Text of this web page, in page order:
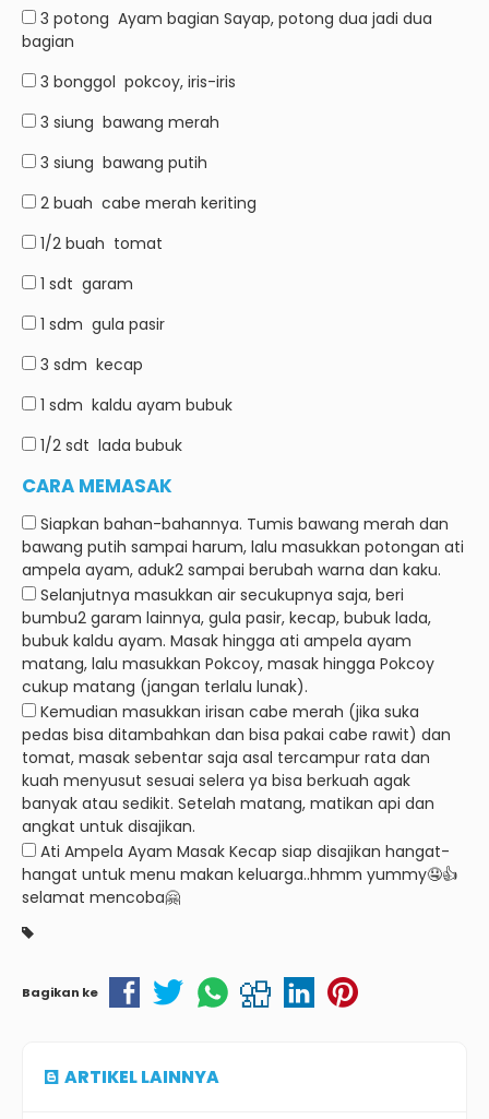
3 potong Ayam bagian Sayap, potong dua jadi dua
bagian
3 bonggol pokcoy, iris-iris
3 siung bawang merah
3 siung bawang putih
2 buah cabe merah keriting
1/2 buah tomat
1 sdt garam
1 sdm gula pasir
3 sdm kecap
1 sdm kaldu ayam bubuk
1/2 sdt lada bubuk
CARA MEMASAK
Siapkan bahan-bahannya. Tumis bawang merah dan
bawang putih sampai harum, lalu masukkan potongan ati
ampela ayam, aduk2 sampai berubah warna dan kaku.
Selanjutnya masukkan air secukupnya saja, beri
bumbu2 garam lainnya, gula pasir, kecap, bubuk lada,
bubuk kaldu ayam. Masak hingga ati ampela ayam
matang, lalu masukkan Pokcoy, masak hingga Pokcoy
cukup matang (jangan terlalu lunak).
Kemudian masukkan irisan cabe merah (jika suka
pedas bisa ditambahkan dan bisa pakai cabe rawit) dan
tomat, masak sebentar saja asal tercampur rata dan
kuah menyusut sesuai selera ya bisa berkuah agak
banyak atau sedikit. Setelah matang, matikan api dan
angkat untuk disajikan.
Ati Ampela Ayam Masak Kecap siap disajikan hangat-
hangat untuk menu makan keluarga..hhmm yummy🤤👍
selamat mencoba🤗
Bagikan ke
ARTIKEL LAINNYA